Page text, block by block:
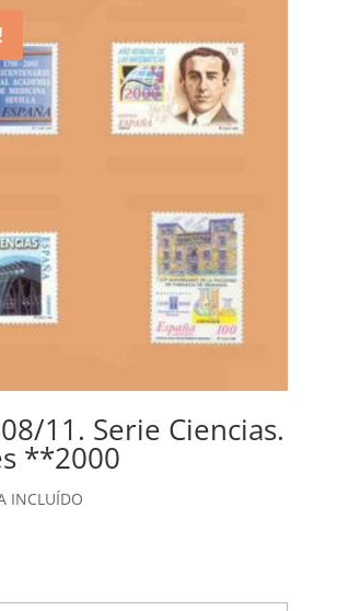
11. Serie Ciencias.
**2000
INCLUÍDO